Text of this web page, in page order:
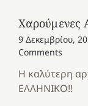
Χαρούμενες
9 Δεκεμβρίου,
Comments
Η καλύτερη
ΕΛΛΗΝΙΚΟ!!